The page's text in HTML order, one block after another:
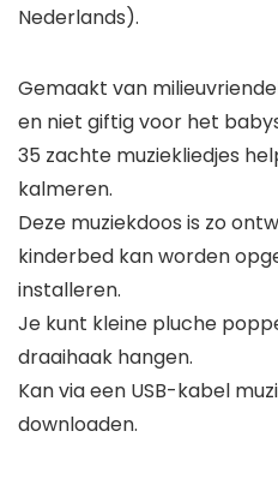
Nederlands).
Gemaakt van
en niet giftig voor het
35 zachte muziekliedjes
kalmeren.
Deze muziekdoos is zo
kinderbed kan worden
installeren.
Je kunt kleine pluche
draaihaak hangen.
Kan via een USB-kabel
downloaden.